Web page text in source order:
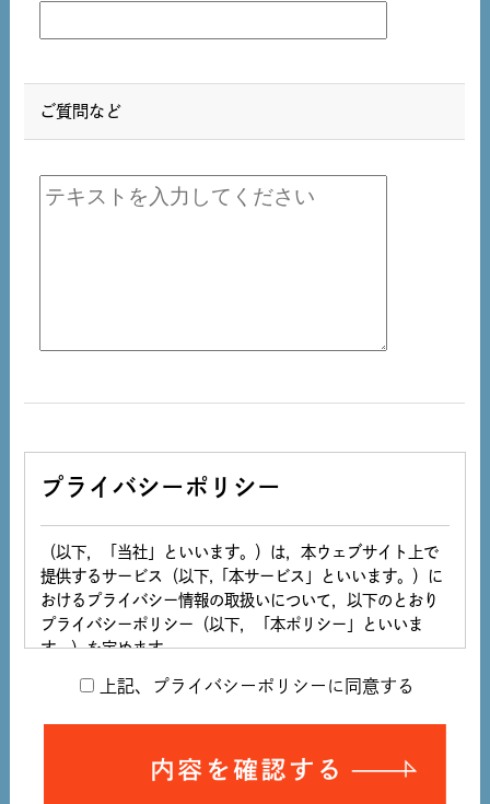
ご質問など
プライバシーポリシー
（以下，「当社」といいます。）は，本ウェブサイト上で
提供するサービス（以下,「本サービス」といいます。）に
おけるプライバシー情報の取扱いについて，以下のとおり
プライバシーポリシー（以下，「本ポリシー」といいま
す。）を定めます。
プライバシー情報のうち「個人情報」とは，個人情報保護
上記、プライバシーポリシーに同意する